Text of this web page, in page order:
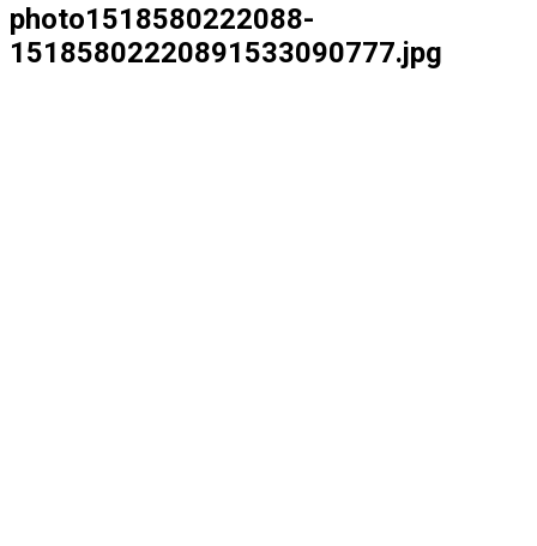
photo1518580222088-
15185802220891533090777.jpg